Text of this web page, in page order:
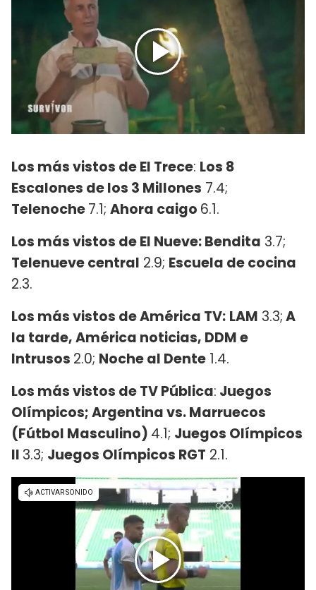
Los más vistos de El Trece: Los 8
Escalones de los 3 Millones 7.4;
Telenoche7.1; Ahora caigo 6.1.
Los más vistos de El Nueve: Bendita 3.7;
Telenueve central 2.9; Escuela de cocina
2.3.
Los más vistos de América TV: LAM 3.3;A
la tarde, América noticias, DDM e
Intrusos 2.0; Noche al Dente 1.4.
Los más vistos de TV Pública: Juegos
Olímpicos; Argentina vs. Marruecos
(Fútbol Masculino) 4.1; Juegos Olímpicos
II 3.3; Juegos Olímpicos RGT 2.1.